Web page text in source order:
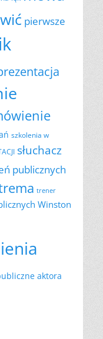
pierwsze
szkolenia w
słuchacz
publicznych
trener
Winston
aktora